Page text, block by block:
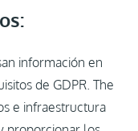
información en
de GDPR. The
e infraestructura